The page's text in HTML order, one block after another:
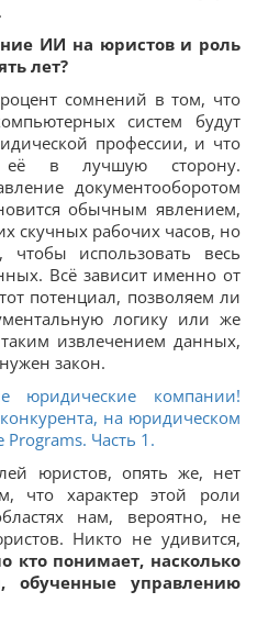
ИИ на юристов и роль
лет?
сомнений в том, что
систем будут
профессии, и что
в лучшую сторону.
документооборотом
обычным явлением,
скучных рабочих часов, но
использовать весь
Всё зависит именно от
потенциал, позволяем ли
логику или же
извлечением данных,
закон.
юридические компании!
на юридическом
Часть 1.
юристов, опять же, нет
что характер этой роли
нам, вероятно, не
Никто не удивится,
кто понимает, насколько
управлению